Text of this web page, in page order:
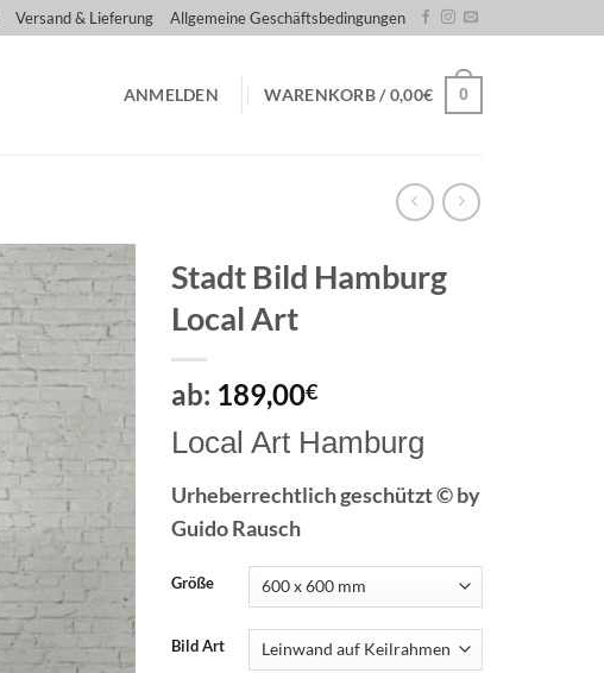
Versand & Lieferung Allgemeine Geschäftsbedingungen
ANMELDEN WARENKORB /0,00€ 0
Stadt Bild Hamburg
Local Art
ab: 189,00€
Local Art Hamburg
Urheberrechtlich geschützt © by
Guido Rausch
Größe
Bild Art